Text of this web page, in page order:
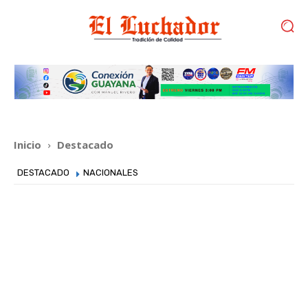
Inicio Destacado
DESTACADO NACIONALES